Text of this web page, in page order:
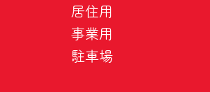
居住用
事業用
駐車場